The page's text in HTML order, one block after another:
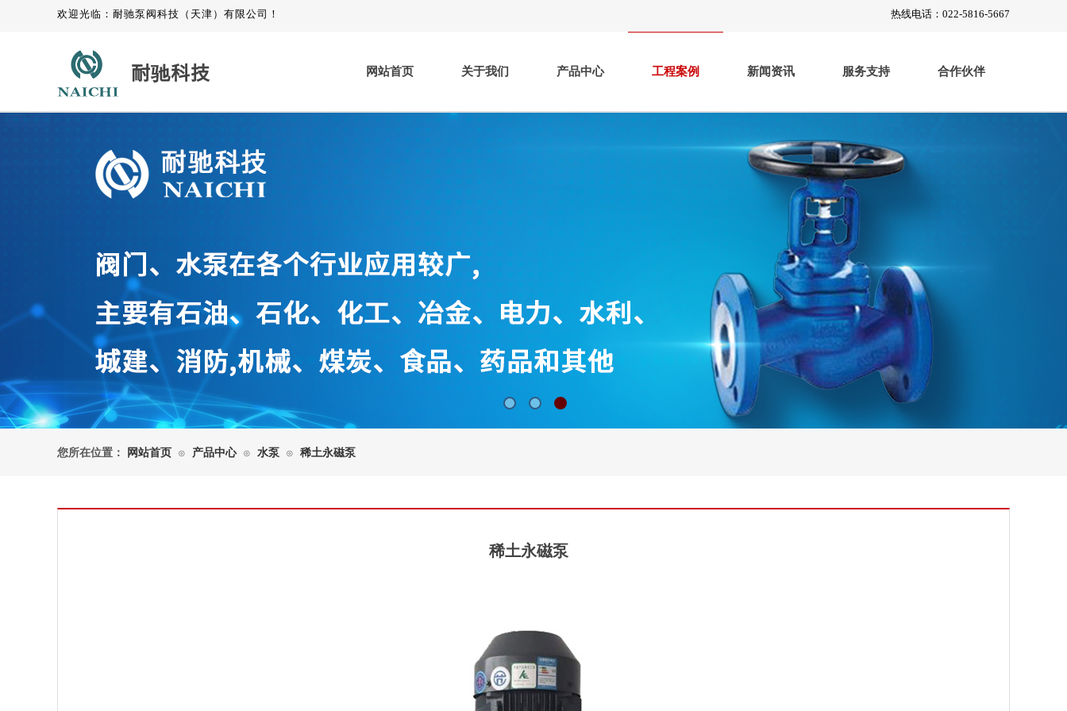
热线电话：022-5816-5667
欢迎光临：耐驰泵阀科技（天津）有限公司！
耐驰科技 网站首页 关于我们 产品中心 工程案例 新闻资讯 服务支持 合作伙伴
产品中心 工程案例
网站首页 ⊙ 产品中心 ⊙ 水泵 ⊙ 稀土永磁泵
您所在位置：
稀土永磁泵